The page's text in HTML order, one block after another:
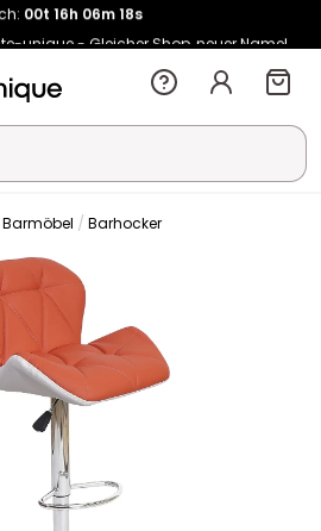
unique - Gleicher Shop, neuer Name!
auf Vente-unique-Produkte
Barmöbel Barhocker